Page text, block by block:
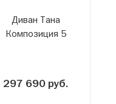
Диван Тана
Композиция 5
297 690 руб.